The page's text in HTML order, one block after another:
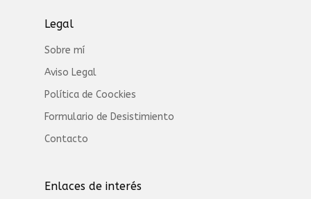
Legal
Sobre mí
Aviso Legal
Política de Coockies
Formulario de Desistimiento
Contacto
Enlaces de interés